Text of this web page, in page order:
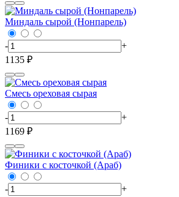
Миндаль сырой (Нонпарель)
-
+
1135 ₽
Смесь ореховая сырая
-
+
1169 ₽
Финики с косточкой (Араб)
-
+